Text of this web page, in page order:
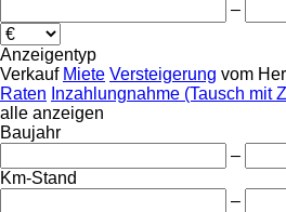
–
Anzeigentyp
Verkauf Miete Versteigerung vom
Raten Inzahlungnahme (Tausch mit
alle anzeigen
Baujahr
–
Km-Stand
–